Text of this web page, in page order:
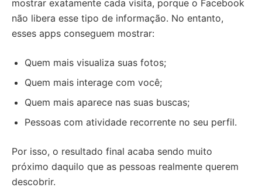
mostrar exatamente cada visita, porque o Facebook
não libera esse tipo de informação. No entanto,
esses apps conseguem mostrar:
Quem mais visualiza suas fotos;
Quem mais interage com você;
Quem mais aparece nas suas buscas;
Pessoas com atividade recorrente no seu perfil.
Por isso, o resultado final acaba sendo muito
próximo daquilo que as pessoas realmente querem
descobrir.